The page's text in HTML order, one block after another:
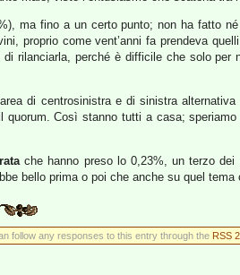
ma fino a un certo punto; non ha fatto
proprio come vent’anni fa prendeva
rilanciarla, perché è difficile che solo
di centrosinistra e di sinistra
Così stanno tutti a casa;
che hanno preso lo 0,23%, un terzo dei
bello prima o poi che anche su quel
follow any responses to this entry through the RSS